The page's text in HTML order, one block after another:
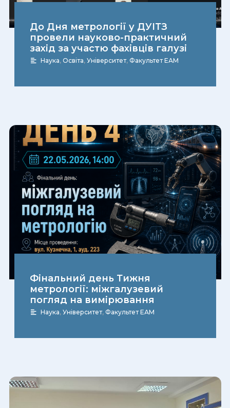
До Дня метрології у ДУІТЗ
провели науково-практичний
захід за участю фахівців галузі
Наука, Освіта, Університет, Факультет ЕАМ
Фінальний день Тижня
метрології: міжгалузевий
погляд на вимірювання
Наука, Університет, Факультет ЕАМ